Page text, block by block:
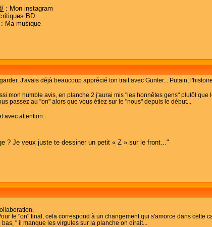
: Mon instagram
BD
: Ma musique
J'avais déjà beaucoup apprécié ton trait avec Gunter... Putain,
mon humble avis, en planche 2 j'aurai mis "les honnêtes gens" plutôt
passez au "on" alors que vous étiez sur le "nous" depuis le début...
avec attention.
? Je veux juste te dessiner un petit « Z » sur le front..."
le "on" final, cela correspond à un changement qui s'amorce dans cette
" il manque les virgules sur la planche on dirait...